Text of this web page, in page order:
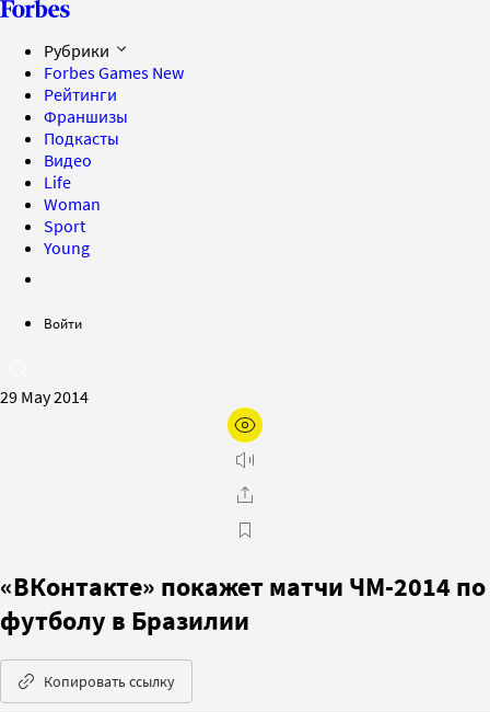
Рубрики
Forbes Games New
Рейтинги
Франшизы
Подкасты
Видео
Life
Woman
Sport
Young
Войти
29 May 2014
«ВКонтакте» покажет матчи ЧМ-2014 по
футболу в Бразилии
Копировать ссылку